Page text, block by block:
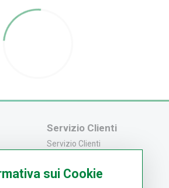
Servizio Clienti
Servizio Clienti
Modalità di Spediz...
sui Cookie